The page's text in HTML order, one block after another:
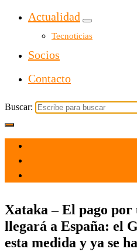
Actualidad
Tecnoticias
Socios
Contacto
Buscar:
Xataka – El pago por
llegará a España: el
esta medida y ya se